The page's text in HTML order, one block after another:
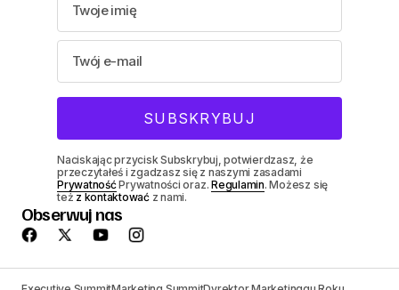
Naciskając przycisk Subskrybuj, potwierdzasz, że
przeczytałeś i zgadzasz się z naszymi zasadami
PrywatnośćPrywatności oraz.Regulamin. Możesz się
też z kontaktowaćz nami.
Obserwuj nas